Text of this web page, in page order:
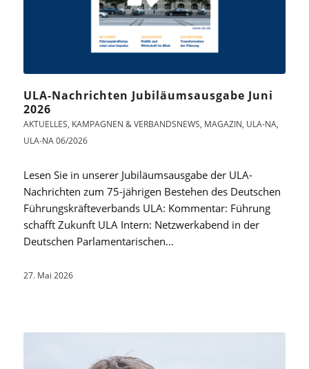
ULA-Nachrichten Jubiläumsausgabe Juni
2026
AKTUELLES, KAMPAGNEN & VERBANDSNEWS, MAGAZIN, ULA-NA,
ULA-NA 06/2026
Lesen Sie in unserer Jubiläumsausgabe der ULA-
Nachrichten zum 75-jährigen Bestehen des Deutschen
Führungskräfteverbands ULA: Kommentar: Führung
schafft Zukunft ULA Intern: Netzwerkabend in der
Deutschen Parlamentarischen…
27. Mai 2026